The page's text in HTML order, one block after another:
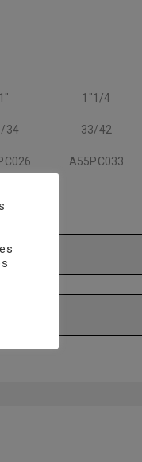
1" 1"1/4
34 33/42
A55PC033